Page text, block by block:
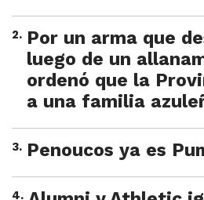
2. Por un arma que
luego de un
ordenó que la
a una familia
3. Penoucos ya es
4.